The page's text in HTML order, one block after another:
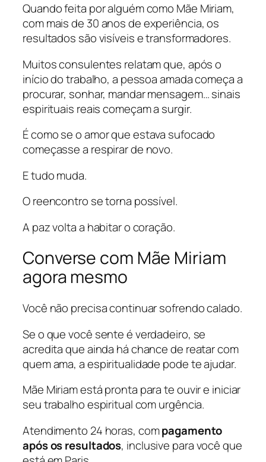
Quando feita por alguém como Mãe Miriam,
com mais de 30 anos de experiência, os
resultados são visíveis e transformadores.
Muitos consulentes relatam que, após o
início do trabalho, a pessoa amada começa a
procurar, sonhar, mandar mensagem… sinais
espirituais reais começam a surgir.
É como se o amor que estava sufocado
começasse a respirar de novo.
E tudo muda.
O reencontro se torna possível.
A paz volta a habitar o coração.
Converse com Mãe Miriam
agora mesmo
Você não precisa continuar sofrendo calado.
Se o que você sente é verdadeiro, se
acredita que ainda há chance de reatar com
quem ama, a espiritualidade pode te ajudar.
Mãe Miriam está pronta para te ouvir e iniciar
seu trabalho espiritual com urgência.
Atendimento 24 horas, compagamento
após os resultados, inclusive para você que